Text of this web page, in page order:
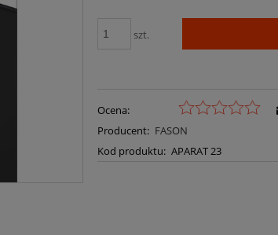
szt.
Ocena:
Producent: FASON
Kod produktu: APARAT 23